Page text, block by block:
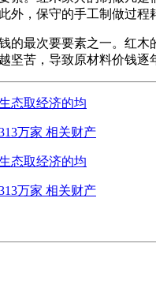
外，保守的手工制做过程
最次要要素之一。红木
坚苦，导致原材料价钱
态取经济的均
万家 相关财产
态取经济的均
万家 相关财产